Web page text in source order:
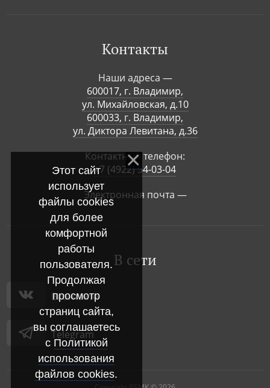
Контакты
Наши адреса —
600017, г. Владимир,
ул. Михайловская, д.10
600033, г. Владимир,
ул. Диктора Левитана, д.36
Контактный телефон:
+7 (4922) 54-03-04
Электронная почта —
В сети
Вконтакте
Telegram
Этот сайт
использует
файлы cookies
для более
комфортной
работы
пользователя.
Продолжая
просмотр
страниц сайта,
вы соглашаетесь
с Политикой
использования
файлов cookies.